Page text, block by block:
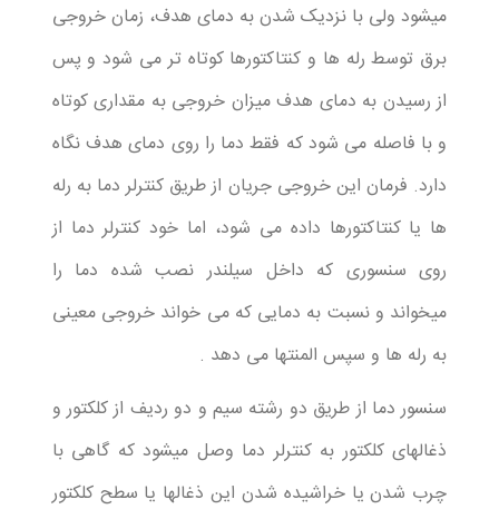
میشود ولی با نزدیک شدن به دمای هدف، زمان خروجی
برق توسط رله ها و کنتاکتورها کوتاه تر می شود و پس
از رسیدن به دمای هدف میزان خروجی به مقداری کوتاه
و با فاصله می شود که فقط دما را روی دمای هدف نگاه
دارد. فرمان این خروجی جریان از طریق کنترلر دما به رله
ها یا کنتاکتورها داده می شود، اما خود کنترلر دما از
روی سنسوری که داخل سیلندر نصب شده دما را
میخواند و نسبت به دمایی که می خواند خروجی معینی
به رله ها و سپس المنتها می دهد .
سنسور دما از طریق دو رشته سیم و دو ردیف از کلکتور و
ذغالهای کلکتور به کنترلر دما وصل میشود که گاهی با
چرب شدن یا خراشیده شدن این ذغالها یا سطح کلکتور